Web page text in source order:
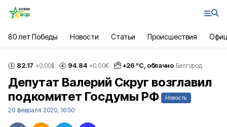
80 лет Победы Новости Статьи Происшествия
82.17 +0.00$ 94.84 +0.00€ +26 °С, облачно Белгород
Депутат Валерий Скруг возглавил
подкомитет Госдумы РФ
Новость
20 февраля 2020, 16:50